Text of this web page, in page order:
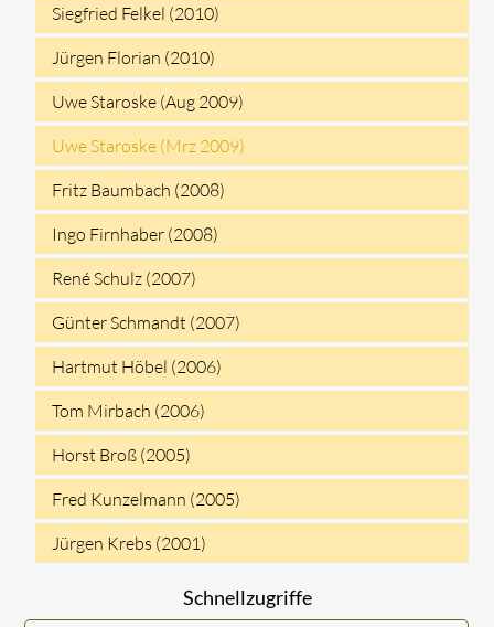
Siegfried Felkel (2010)
Jürgen Florian (2010)
Uwe Staroske (Aug 2009)
Uwe Staroske (Mrz 2009)
Fritz Baumbach (2008)
Ingo Firnhaber (2008)
René Schulz (2007)
Günter Schmandt (2007)
Hartmut Höbel (2006)
Tom Mirbach (2006)
Horst Broß (2005)
Fred Kunzelmann (2005)
Jürgen Krebs (2001)
Schnellzugriffe